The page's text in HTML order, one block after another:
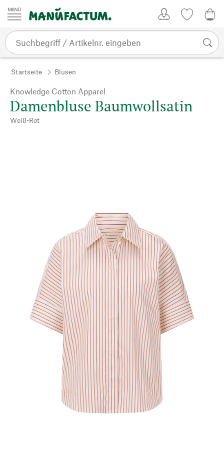
Zum Inhalt springen
Startseite Blusen
Knowledge Cotton Apparel
Damenbluse Baumwollsatin
Weiß-Rot